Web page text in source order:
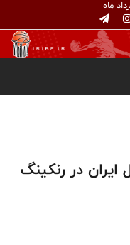
ماه
در رنکینگ